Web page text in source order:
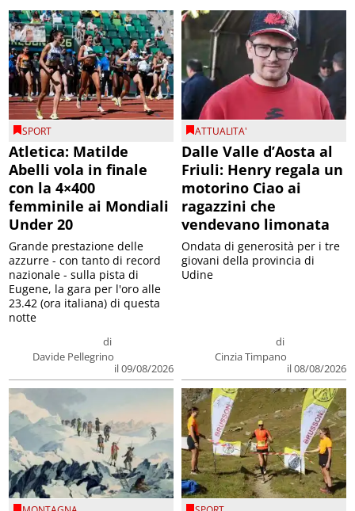
SPORT
Atletica: Matilde
Abelli vola in finale
con la 4×400
femminile ai Mondiali
Under 20
di
Davide Pellegrino
il 09/08/2026
Grande prestazione delle
azzurre - con tanto di record
nazionale - sulla pista di
Eugene, la gara per l'oro alle
23.42 (ora italiana) di questa
notte
ATTUALITA'
Dalle Valle d’Aosta al
Friuli: Henry regala un
motorino Ciao ai
ragazzini che
vendevano limonata
di
Cinzia Timpano
il 08/08/2026
Ondata di generosità per i tre
giovani della provincia di
Udine